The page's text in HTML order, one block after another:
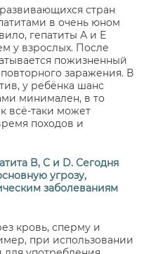
стран
в очень юном
гепатиты А и Е
у взрослых. После
пожизненный
заражения. В
у ребёнка шанс
минимален, в то
всё-таки может
походов и
B, C и D. Сегодня
угрозу,
заболеваниям
кровь, сперму и
при использовании